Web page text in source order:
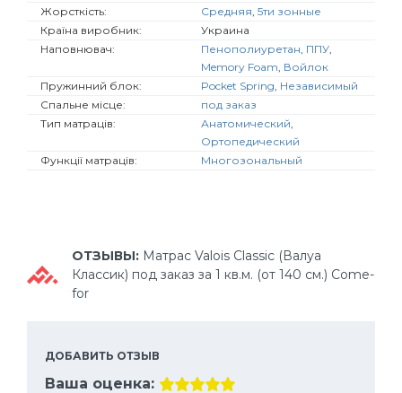
Жорсткість:
Средняя, 5ти зонные
Країна виробник:
Украина
Наповнювач:
Пенополиуретан, ППУ,
Memory Foam, Войлок
Пружинний блок:
Pocket Spring, Независимый
Спальне місце:
под заказ
Тип матраців:
Анатомический,
Ортопедический
Функції матраців:
Многозональный
ОТЗЫВЫ: Матрас Valois Classic (Валуа
Классик) под заказ за 1 кв.м. (от 140 см.) Come-
for
ДОБАВИТЬ ОТЗЫВ
Ваша оценка: